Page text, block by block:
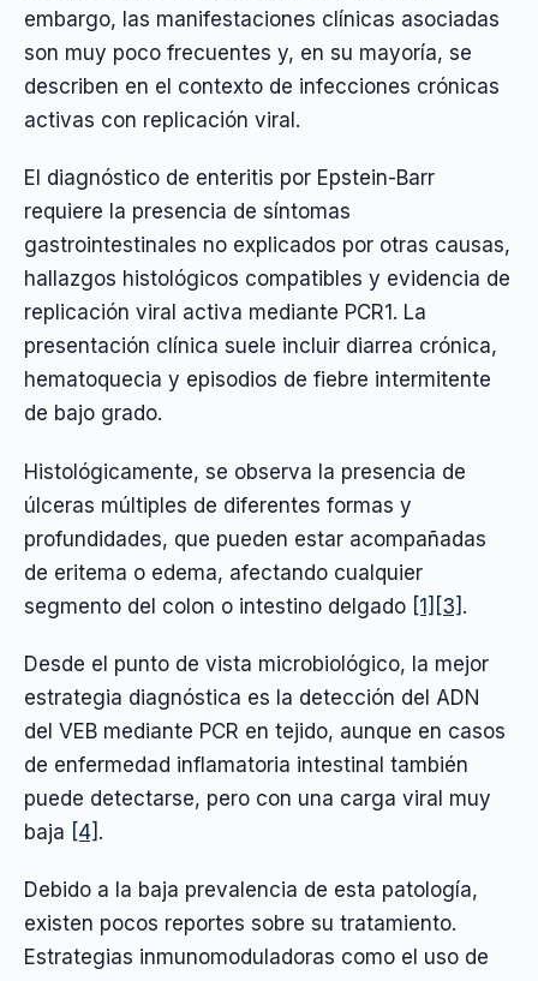
embargo, las manifestaciones clínicas asociadas
son muy poco frecuentes y, en su mayoría, se
describen en el contexto de infecciones crónicas
activas con replicación viral.
El diagnóstico de enteritis por Epstein-Barr
requiere la presencia de síntomas
gastrointestinales no explicados por otras causas,
hallazgos histológicos compatibles y evidencia de
replicación viral activa mediante PCR1. La
presentación clínica suele incluir diarrea crónica,
hematoquecia y episodios de fiebre intermitente
de bajo grado.
Histológicamente, se observa la presencia de
úlceras múltiples de diferentes formas y
profundidades, que pueden estar acompañadas
de eritema o edema, afectando cualquier
segmento del colon o intestino delgado [1] [3] .
Desde el punto de vista microbiológico, la mejor
estrategia diagnóstica es la detección del ADN
del VEB mediante PCR en tejido, aunque en casos
de enfermedad inflamatoria intestinal también
puede detectarse, pero con una carga viral muy
baja [4] .
Debido a la baja prevalencia de esta patología,
existen pocos reportes sobre su tratamiento.
Estrategias inmunomoduladoras como el uso de